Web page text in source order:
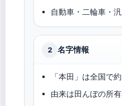
自動車・二輪車・
2 名字情報
「本田」は全国で
由来は田んぼの所